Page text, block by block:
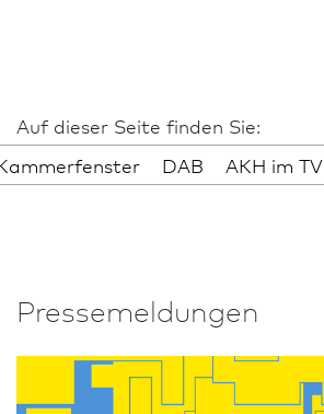
Auf dieser Seite finden Sie:
DAB AKH im TV
Presse­meldungen